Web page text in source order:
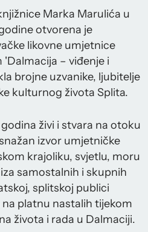
Marka Marulića u
otvorena je
likovne umjetnice
'Dalmacija – viđenje i
brojne uzvanike, ljubitelje
kulturnog života Splita.
živi i stvara na otoku
izvor umjetničke
krajoliku, svjetlu, moru
samostalnih i skupnih
splitskoj publici
platnu nastalih tijekom
života i rada u Dalmaciji.